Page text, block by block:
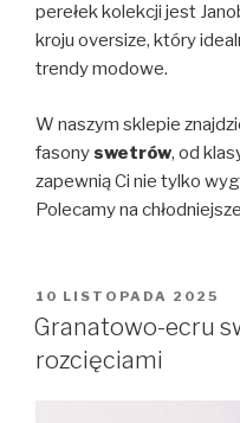
perełek kolekcji jest
kroju oversize, który
trendy modowe.
W naszym sklepie
fasonyswetrów, od
zapewnią Ci nie tylko
Polecamy na
OPUBLIKOWANE
W
10 LISTOPADA 2025
Granatowo-ecru
rozcięciami